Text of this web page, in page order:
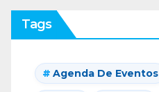
Tags
Agenda De Eventos